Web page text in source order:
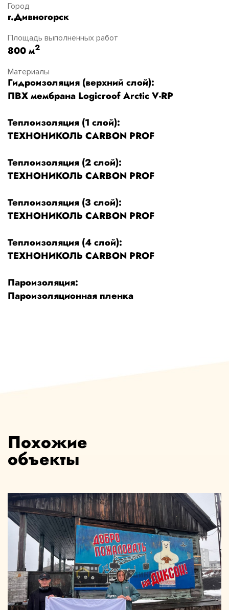
Город
г.Дивногорск
Площадь выполненных работ
800 м2
Материалы
Гидроизоляция (верхний слой):
ПВХ мембрана Logicroof Arctic V-RP
Теплоизоляция (1 слой):
ТЕХНОНИКОЛЬ CARBON PROF
Теплоизоляция (2 слой):
ТЕХНОНИКОЛЬ CARBON PROF
Теплоизоляция (3 слой):
ТЕХНОНИКОЛЬ CARBON PROF
Теплоизоляция (4 слой):
ТЕХНОНИКОЛЬ CARBON PROF
Пароизоляция:
Пароизоляционная пленка
Похожие
объекты